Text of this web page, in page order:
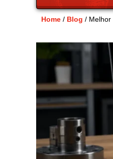
Home / Blog / Melhor